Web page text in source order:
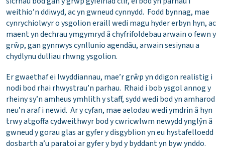
weithio’n ddiwyd, ac yn gwneud cynnydd. Fodd bynnag, mae
cynrychiolwyr o ysgolion eraill wedi magu hyder erbyn hyn, ac
maent yn dechrau ymgymryd â chyfrifoldebau arwain o fewn y
grŵp, gan gynnwys cynllunio agendâu, arwain sesiynau a
chydlynu dulliau rhwng ysgolion.
Er gwaethaf ei lwyddiannau, mae’r grŵp yn ddigon realistig i
nodi bod rhai rhwystrau’n parhau. Rhaid i bob ysgol annog y
rheiny sy’n amheus ymhlith y staff, sydd wedi bod yn amharod
neu’n araf i newid. Ar y cyfan, mae aelodau wedi ymdrin â hyn
trwy atgoffa cydweithwyr bod y cwricwlwm newydd ynglŷn â
gwneud y gorau glas ar gyfer y disgyblion yn eu hystafelloedd
dosbarth a’u paratoi ar gyfer y byd y byddant yn byw ynddo.